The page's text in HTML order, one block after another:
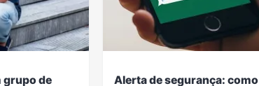
grupo de
Alerta de segurança: como